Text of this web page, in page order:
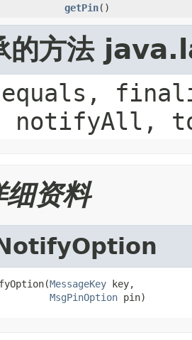
getPin()
的方法
notifyAll,
资料
MessageKey key,
MsgPinOption pin)